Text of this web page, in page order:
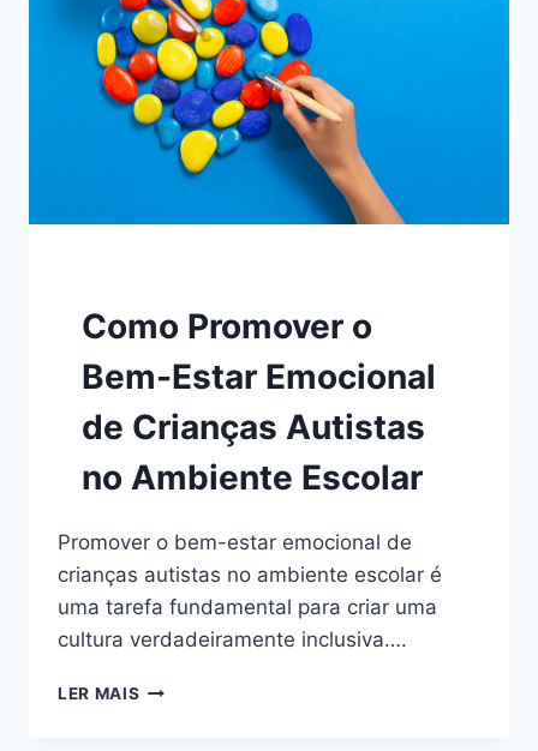
DURANTE
O
PROCESSO
DE
APRENDIZAGEM
Como Promover o
Bem-Estar Emocional
de Crianças Autistas
no Ambiente Escolar
Promover o bem-estar emocional de
crianças autistas no ambiente escolar é
uma tarefa fundamental para criar uma
cultura verdadeiramente inclusiva….
LER MAIS COMO